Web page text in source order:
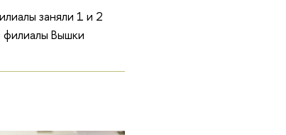
заняли 1 и 2
филиалы Вышки